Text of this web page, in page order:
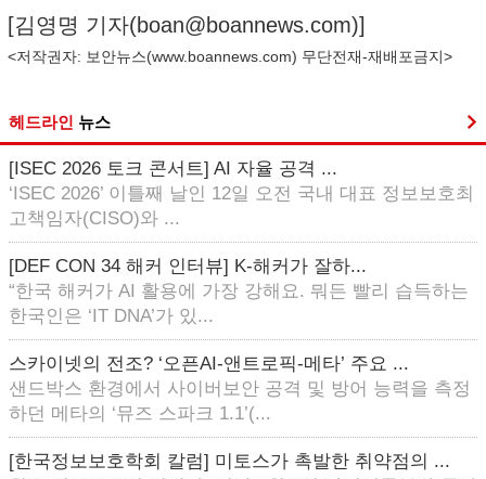
[김영명 기자(boan@boannews.com)]
<저작권자: 보안뉴스(www.boannews.com) 무단전재-재배포금지>
헤드라인 뉴스
[ISEC 2026 토크 콘서트] AI 자율 공격 ...
‘ISEC 2026’ 이틀째 날인 12일 오전 국내 대표 정보보호최
고책임자(CISO)와 ...
[DEF CON 34 해커 인터뷰] K-해커가 잘하...
“한국 해커가 AI 활용에 가장 강해요. 뭐든 빨리 습득하는
한국인은 ‘IT DNA’가 있...
스카이넷의 전조? ‘오픈AI-앤트로픽-메타’ 주요 ...
샌드박스 환경에서 사이버보안 공격 및 방어 능력을 측정
하던 메타의 ‘뮤즈 스파크 1.1’(...
[한국정보보호학회 칼럼] 미토스가 촉발한 취약점의 ...